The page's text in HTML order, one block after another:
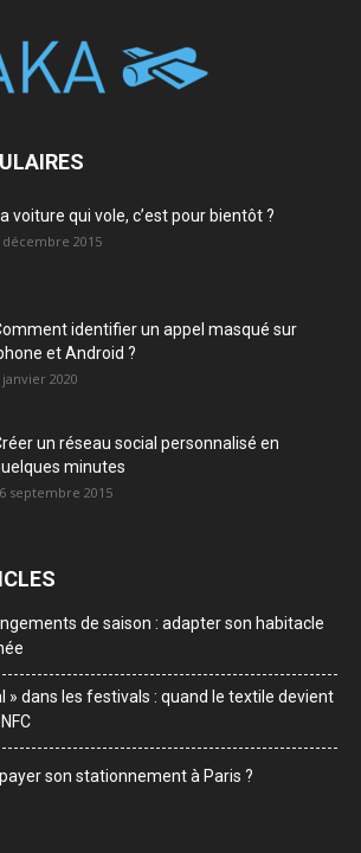
voiture qui vole, c’est pour bientôt ?
décembre 2015
identifier un appel masqué sur
et Android ?
janvier 2020
un réseau social personnalisé en
minutes
septembre 2015
de saison : adapter son habitacle
» dans les festivals : quand le textile devient
son stationnement à Paris ?